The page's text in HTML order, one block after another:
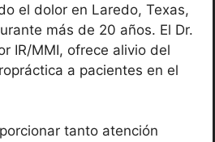
el dolor en Laredo, Texas,
más de 20 años. El Dr.
IR/MMI, ofrece alivio del
a pacientes en el
tanto atención